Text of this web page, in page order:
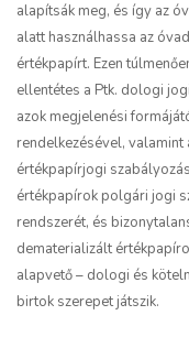
alapítsák meg, és így az
alatt használhassa az
értékpapírt. Ezen
ellentétes a Ptk. dologi
azok megjelenési
rendelkezésével,
értékpapírjogi
értékpapírok polgári jogi
rendszerét, és
dematerializált
alapvető – dologi és
birtok szerepet játszik.